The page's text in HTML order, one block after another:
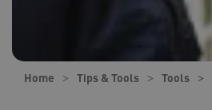
Home Tips & Tools Tools